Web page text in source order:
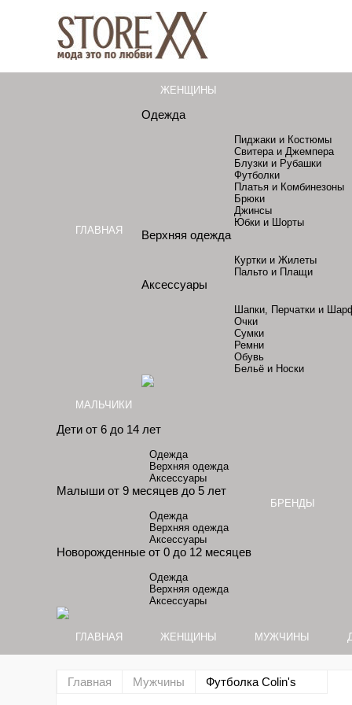
ГЛАВНАЯ
ЖЕНЩИНЫ
Одежда
Пиджаки и Костюмы
Свитера и Джемпера
Блузки и Рубашки
Футболки
Платья и Комбинезоны
Брюки
Джинсы
Юбки и Шорты
Верхняя одежда
Куртки и Жилеты
Пальто и Плащи
Аксессуары
Шапки, Перчатки и
Очки
Сумки
Ремни
Обувь
Бельё и Носки
МАЛЬЧИКИ
Дети от 6 до 14 лет
Одежда
Верхняя одежда
Аксессуары
Малыши от 9 месяцев до 5 лет
Одежда
Верхняя одежда
Аксессуары
Новорожденные от 0 до 12 месяцев
Одежда
Верхняя одежда
Аксессуары
БРЕНДЫ
ГЛАВНАЯ ЖЕНЩИНЫ МУЖЧИНЫ
Главная Мужчины Футболка Colin's